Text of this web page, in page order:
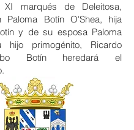
XI marqués de Deleitosa,
Paloma Botín O'Shea, hija
y de su esposa Paloma
hijo primogénito, Ricardo
Botín heredará el